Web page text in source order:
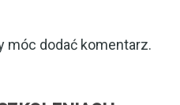
móc dodać komentarz.